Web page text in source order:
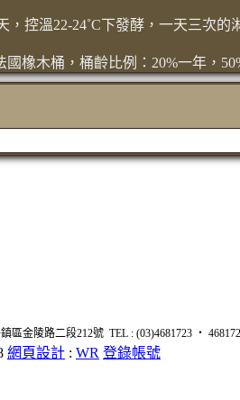
控溫22-24˚C下發酵，一天三次的
國橡木桶，桶齡比例：20%一年，
區金陵路二段212號 TEL : (03)4681723 ‧
網頁設計 : WR 登錄帳號